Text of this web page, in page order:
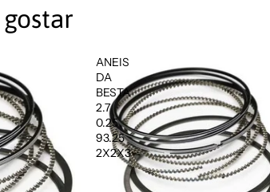
ANEIS
DA
BESTA
2.7
0.25
93.25
2X2X3